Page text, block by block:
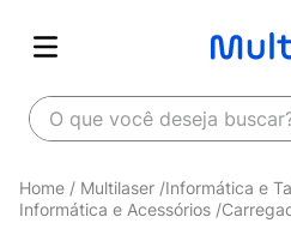
O que você deseja buscar?
Multilaser Informática e
Informática e Acessórios